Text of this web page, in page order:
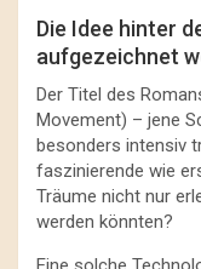
Die Idee hinter
aufgezeichnet
Der Titel des
Movement) – jene
besonders intensiv
faszinierende wie
Träume nicht nur
werden könnten?